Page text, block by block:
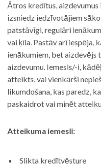
Ātros kredītus,
izsniedz iedzīvotājiem
patstāvīgi, regulāri
vai ķīla. Pastāv arī iespēja,
ienākumiem, bet aizdevējs
aizdevumu. Iemesls/-i, kādēļ
atteikts, vai vienkārši
likumdošana, kas paredz,
paskaidrot vai minēt
Atteikuma iemesli:
Slikta kredītvēsture